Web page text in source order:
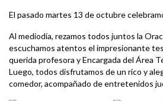
El pasado martes 13 de octubre
Al mediodía, rezamos todos juntos la
escuchamos atentos el impresionante
querida profesora y Encargada del Área
Luego, todos disfrutamos de un rico y
comedor, acompañado de entretenidos